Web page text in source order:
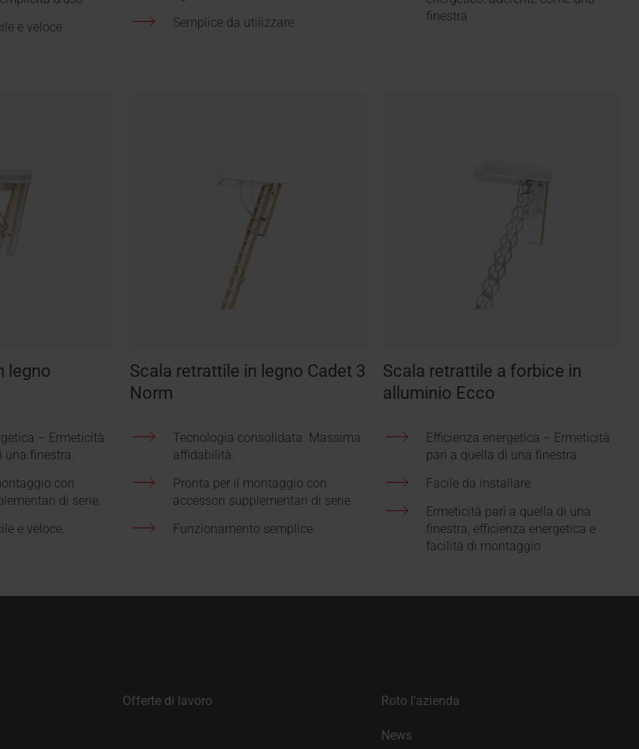
e veloce
Semplice da utilizzare
finestra
legno
– Ermeticità
una finestra.
con
di serie.
e veloce.
Scala retrattile in legno Cadet 3
Norm
Tecnologia consolidata. Massima
affidabilità.
Pronta per il montaggio con
accessori supplementari di serie.
Funzionamento semplice
Scala retrattile a forbice in
alluminio Ecco
Efficienza energetica – Ermeticità
pari a quella di una finestra
Facile da installare
Ermeticità pari a quella di una
finestra, efficienza energetica e
facilità di montaggio
Offerte di lavoro Roto l'azienda
News